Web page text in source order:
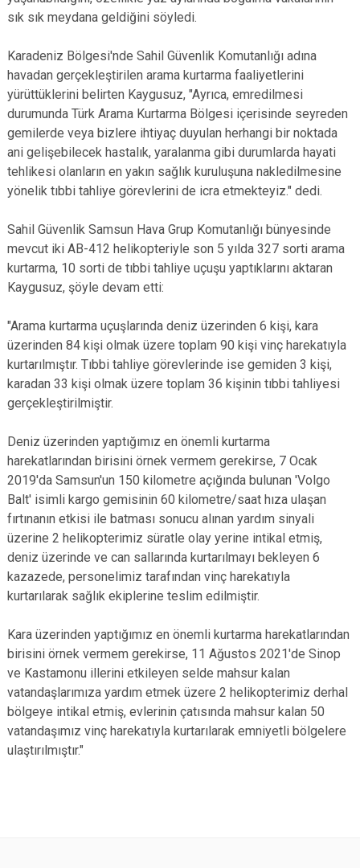
sık sık meydana geldiğini söyledi.
Karadeniz Bölgesi'nde Sahil Güvenlik Komutanlığı adına
havadan gerçekleştirilen arama kurtarma faaliyetlerini
yürüttüklerini belirten Kaygusuz, "Ayrıca, emredilmesi
durumunda Türk Arama Kurtarma Bölgesi içerisinde seyreden
gemilerde veya bizlere ihtiyaç duyulan herhangi bir noktada
ani gelişebilecek hastalık, yaralanma gibi durumlarda hayati
tehlikesi olanların en yakın sağlık kuruluşuna nakledilmesine
yönelik tıbbi tahliye görevlerini de icra etmekteyiz." dedi.
Sahil Güvenlik Samsun Hava Grup Komutanlığı bünyesinde
mevcut iki AB-412 helikopteriyle son 5 yılda 327 sorti arama
kurtarma, 10 sorti de tıbbi tahliye uçuşu yaptıklarını aktaran
Kaygusuz, şöyle devam etti:
"Arama kurtarma uçuşlarında deniz üzerinden 6 kişi, kara
üzerinden 84 kişi olmak üzere toplam 90 kişi vinç harekatıyla
kurtarılmıştır. Tıbbi tahliye görevlerinde ise gemiden 3 kişi,
karadan 33 kişi olmak üzere toplam 36 kişinin tıbbi tahliyesi
gerçekleştirilmiştir.
Deniz üzerinden yaptığımız en önemli kurtarma
harekatlarından birisini örnek vermem gerekirse, 7 Ocak
2019'da Samsun'un 150 kilometre açığında bulunan 'Volgo
Balt' isimli kargo gemisinin 60 kilometre/saat hıza ulaşan
fırtınanın etkisi ile batması sonucu alınan yardım sinyali
üzerine 2 helikopterimiz süratle olay yerine intikal etmiş,
deniz üzerinde ve can sallarında kurtarılmayı bekleyen 6
kazazede, personelimiz tarafından vinç harekatıyla
kurtarılarak sağlık ekiplerine teslim edilmiştir.
Kara üzerinden yaptığımız en önemli kurtarma harekatlarından
birisini örnek vermem gerekirse, 11 Ağustos 2021'de Sinop
ve Kastamonu illerini etkileyen selde mahsur kalan
vatandaşlarımıza yardım etmek üzere 2 helikopterimiz derhal
bölgeye intikal etmiş, evlerinin çatısında mahsur kalan 50
vatandaşımız vinç harekatıyla kurtarılarak emniyetli bölgelere
ulaştırılmıştır."